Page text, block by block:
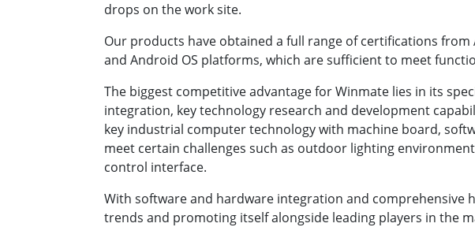
drops on the work site.
Our products have obtained a full range of certifications from
and Android OS platforms, which are sufficient to meet
The biggest competitive advantage for Winmate lies in its
integration, key technology research and development
key industrial computer technology with machine board,
meet certain challenges such as outdoor lighting
control interface.
With software and hardware integration and
trends and promoting itself alongside leading players in the